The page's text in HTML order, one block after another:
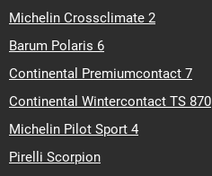
Michelin Crossclimate 2
Barum Polaris 6
Continental Premiumcontact 7
Continental Wintercontact TS 870
Michelin Pilot Sport 4
Pirelli Scorpion